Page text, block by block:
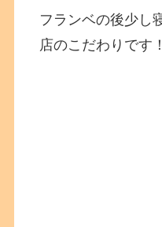
フランベの後少し
店のこだわりです！